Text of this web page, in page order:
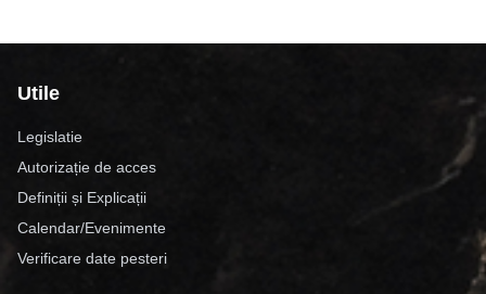
Utile
Legislatie
Autorizație de acces
Definiții și Explicații
Calendar/Evenimente
Verificare date pesteri